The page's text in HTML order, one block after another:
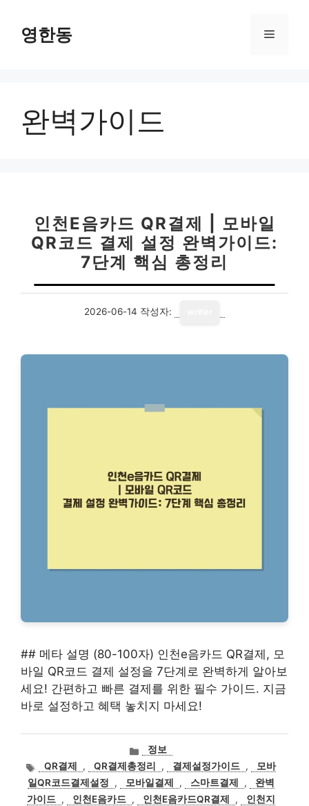
영한동 메
완벽가이드
인천E음카드 QR결제 | 모바일
QR코드 결제 설정 완벽가이드:
7단계 핵심 총정리
2026-06-14 작성자:
## 메타 설명 (80-100자) 인천e음카드 QR결제, 모
바일 QR코드 결제 설정을 7단계로 완벽하게 알아보
세요! 간편하고 빠른 결제를 위한 필수 가이드. 지금
바로 설정하고 혜택 놓치지 마세요!
카
테
고
리
정보
태
그
QR결제 , QR결제총정리 , 결제설정가이드 ,
모바
일QR코드결제설정
, 모바일결제 , 스마트결제 ,
완벽
가이드 , 인천E음카드 , 인천E음카드QR결제 ,
인천지